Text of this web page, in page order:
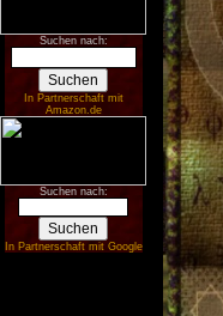
Suchen nach:
In Partnerschaft mit
Amazon.de
Suchen nach:
In Partnerschaft mit Google